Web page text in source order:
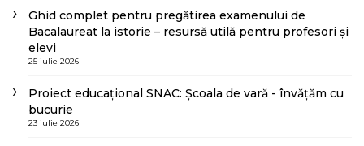
Ghid complet pentru pregătirea examenului de
Bacalaureat la istorie – resursă utilă pentru profesori și
elevi
25 iulie 2026
Proiect educațional SNAC: Școala de vară - învățăm cu
bucurie
23 iulie 2026